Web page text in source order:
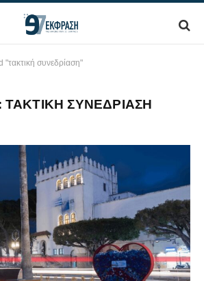
"τακτική συνεδρίαση"
ΤΑΚΤΙΚΉ ΣΥΝΕΔΡΊΑΣΗ